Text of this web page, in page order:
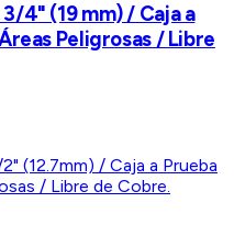
4" (19 mm) / Caja a
Peligrosas / Libre